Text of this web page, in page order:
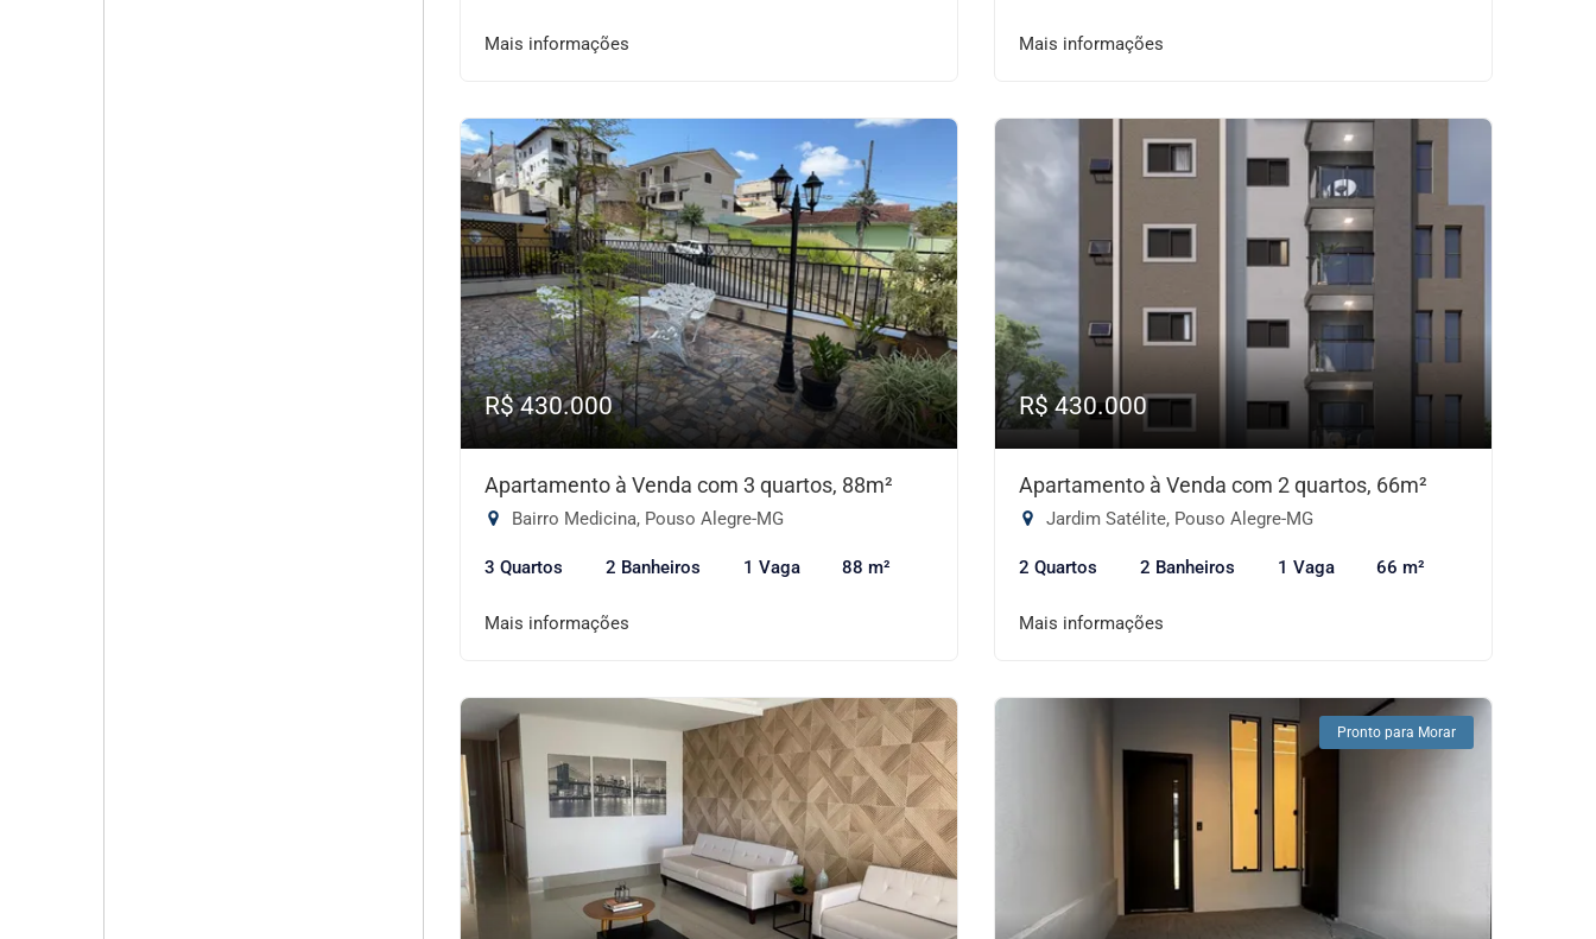
Mais informações Mais informações
R$ 430.000
Apartamento à Venda com 3 quartos, 88m²
Bairro Medicina, Pouso Alegre-MG
3 Quartos 2 Banheiros 1 Vaga 88 m²
Mais informações
R$ 430.000
Apartamento à Venda com 2 quartos, 66m²
Jardim Satélite, Pouso Alegre-MG
2 Quartos 2 Banheiros 1 Vaga 66 m²
Mais informações
Pronto para Morar